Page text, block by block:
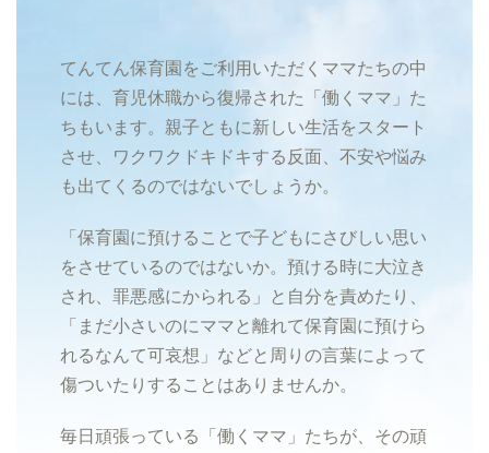
てんてん保育園をご利用いただくママたちの中
には、育児休職から復帰された「働くママ」た
ちもいます。親子ともに新しい生活をスタート
させ、ワクワクドキドキする反面、不安や悩み
も出てくるのではないでしょうか。
「保育園に預けることで子どもにさびしい思い
をさせているのではないか。預ける時に大泣き
され、罪悪感にかられる」と自分を責めたり、
「まだ小さいのにママと離れて保育園に預けら
れるなんて可哀想」などと周りの言葉によって
傷ついたりすることはありませんか。
毎日頑張っている「働くママ」たちが、その頑